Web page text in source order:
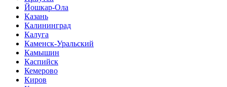
Йошкар-Ола
Казань
Калининград
Калуга
Каменск-Уральский
Камышин
Каспийск
Кемерово
Киров